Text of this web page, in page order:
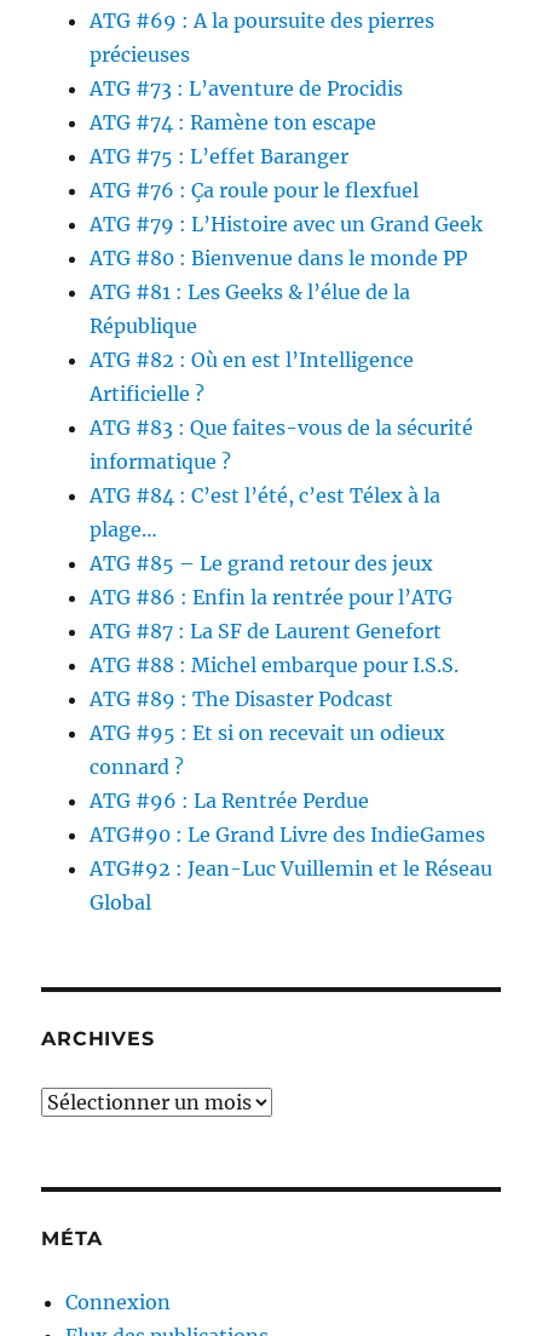
ATG #69 : A la poursuite des pierres
précieuses
ATG #73 : L’aventure de Procidis
ATG #74 : Ramène ton escape
ATG #75 : L’effet Baranger
ATG #76 : Ça roule pour le flexfuel
ATG #79 : L’Histoire avec un Grand Geek
ATG #80 : Bienvenue dans le monde PP
ATG #81 : Les Geeks & l’élue de la
République
ATG #82 : Où en est l’Intelligence
Artificielle ?
ATG #83 : Que faites-vous de la sécurité
informatique ?
ATG #84 : C’est l’été, c’est Télex à la
plage…
ATG #85 – Le grand retour des jeux
ATG #86 : Enfin la rentrée pour l’ATG
ATG #87 : La SF de Laurent Genefort
ATG #88 : Michel embarque pour I.S.S.
ATG #89 : The Disaster Podcast
ATG #95 : Et si on recevait un odieux
connard ?
ATG #96 : La Rentrée Perdue
ATG#90 : Le Grand Livre des IndieGames
ATG#92 : Jean-Luc Vuillemin et le Réseau
Global
ARCHIVES
Archives
MÉTA
Connexion